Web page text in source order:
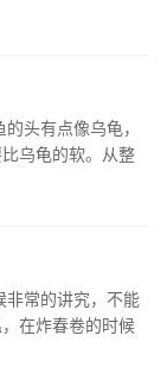
头有点像乌龟，
乌龟的软。从整
非常的讲究，不能
在炸春卷的时候